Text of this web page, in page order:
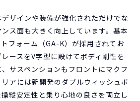
ザインや装備が強化されただけでな
ス面も大きく向上しています。基本
フォーム（GA-K）が採用されてお
ースをV字型に設けてボディ剛性を
サスペンションもフロントにマクフ
アには新開発のダブルウィッシュボ
縦安定性と乗り心地の良さを両立し